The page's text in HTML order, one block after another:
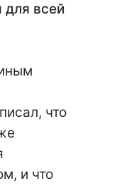
всей
что
и что